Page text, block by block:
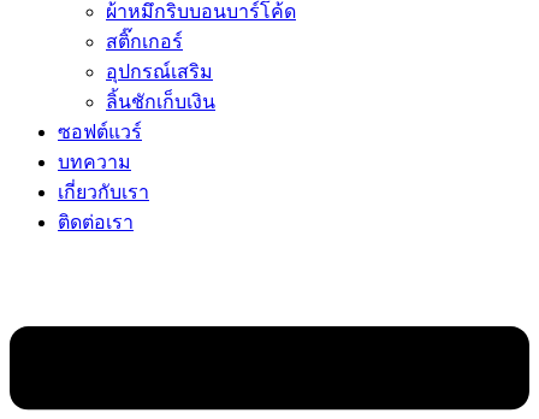
ผ้าหมึกริบบอนบาร์โค้ด
สติ๊กเกอร์
อุปกรณ์เสริม
ลิ้นชักเก็บเงิน
ซอฟต์แวร์
บทความ
เกี่ยวกับเรา
ติดต่อเรา